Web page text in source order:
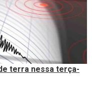
terra nessa terça-